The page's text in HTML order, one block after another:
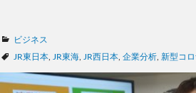
カ
テ
ー
ビジネス
タ
JR東日本 JR東海 JR西日本 企業分析 新型コ